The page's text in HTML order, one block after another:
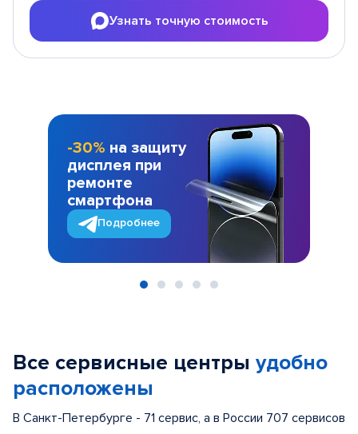
Узнать точную стоимость
-30% на защиту
дисплея при
ремонте
смартфона
Подробнее
Все сервисные центры удобно
расположены
В Санкт-Петербурге - 71 сервис, а в России 707 сервисов